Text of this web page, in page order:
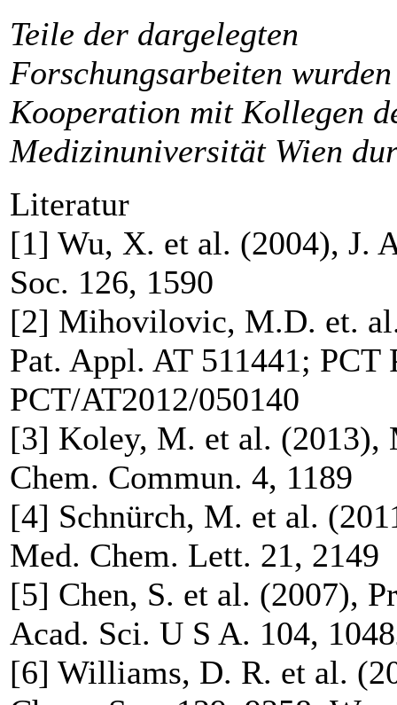
Teile der dargelegten
Forschungsarbeiten
Kooperation mit Kollegen
Medizinuniversität Wien
Literatur
[1] Wu, X. et al. (2004), J.
Soc. 126, 1590
[2] Mihovilovic, M.D. et.
Pat. Appl. AT 511441; PCT
PCT/AT2012/050140
[3] Koley, M. et al. (2013),
Chem. Commun. 4, 1189
[4] Schnürch, M. et al.
Med. Chem. Lett. 21, 2149
[5] Chen, S. et al. (2007),
Acad. Sci. U S A. 104,
[6] Williams, D. R. et al.